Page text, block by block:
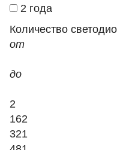
2 года
Количество
от
до
2
162
321